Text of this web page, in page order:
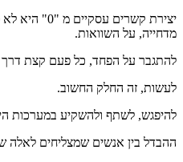
יצירת קשרים
מדחייה, על השוואות.
להתגבר על הפחד, כל פעם קצת דרך
לעשות, זה החלק החשוב.
להיפגש, לשתף ולהשקיע במערכות
ההבדל בין אנשים שמצליחים לאלה